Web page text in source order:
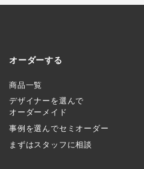
オーダーする
商品一覧
デザイナーを選んで
オーダーメイド
事例を選んでセミオーダー
まずはスタッフに相談